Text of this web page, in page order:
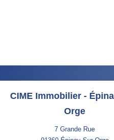
CIME Immobilier -
Orge
7 Grande Rue